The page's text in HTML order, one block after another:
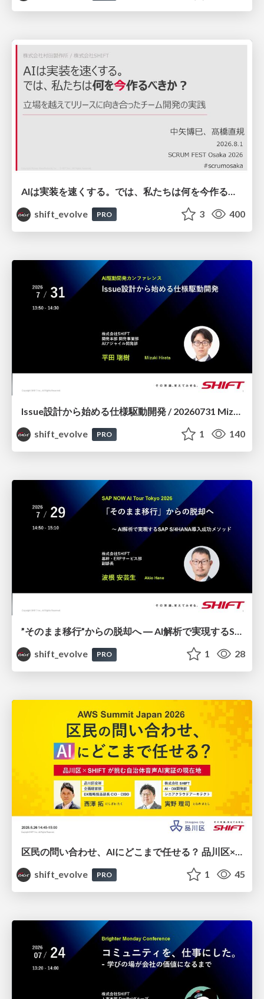
shift_evolve
PRO 3 400
Issue設計から始める仕様駆動開発 / 20260731 Mizuki Hirata
shift_evolve
PRO 1 140
”そのまま移行”からの脱却へ ― AI解析で実現するSAP S/4HANA導入成功メソッド / 20260729 Akio Hane
shift_evolve
PRO 1 28
区民の問い合わせ、AIにどこまで任せる？ 品川区×SHIFTが挑む自治体音声AI実証の現在地 / 20260626 Taku Nishizawa and Satoshi Torano
shift_evolve
PRO 1 45